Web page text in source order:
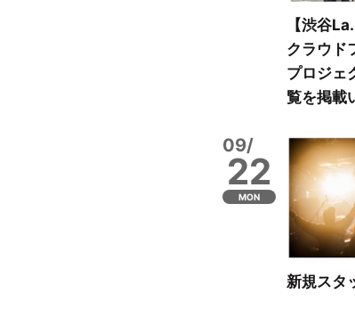
【渋谷
クラウド
プロジェ
覧を掲載
09/
22
MON
新規スタ